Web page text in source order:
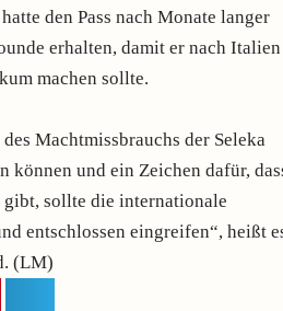
den Pass nach Monate langer
erhalten, damit er nach Italien
machen sollte.
Machtmissbrauchs der Seleka
und ein Zeichen dafür,
sollte die internationale
entschlossen eingreifen“, heißt
(LM)